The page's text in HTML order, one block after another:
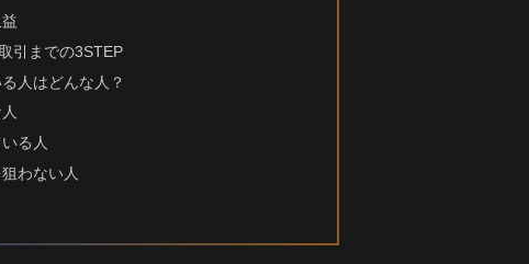
引までの3STEP
人はどんな人？
る人
わない人